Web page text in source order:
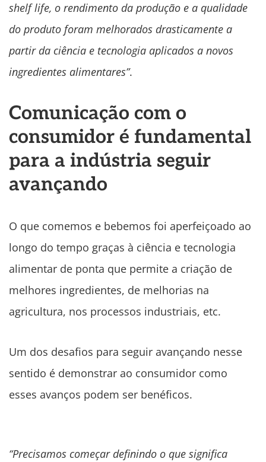
shelf life, o rendimento da produção e a qualidade
do produto foram melhorados drasticamente a
partir da ciência e tecnologia aplicados a novos
ingredientes alimentares”.
Comunicação com o
consumidor é fundamental
para a indústria seguir
avançando
O que comemos e bebemos foi aperfeiçoado ao
longo do tempo graças à ciência e tecnologia
alimentar de ponta que permite a criação de
melhores ingredientes, de melhorias na
agricultura, nos processos industriais, etc.
Um dos desafios para seguir avançando nesse
sentido é demonstrar ao consumidor como
esses avanços podem ser benéficos.
“Precisamos começar definindo o que significa